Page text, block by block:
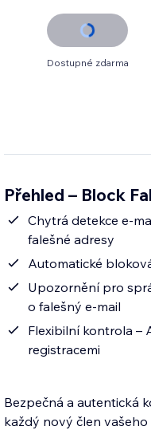
Dostupné zdarma
Přehled – Block
Chytrá detekce e-
falešné adresy
Automatické
Upozornění pro
o falešný e-mail
Flexibilní kontrola –
registracemi
Bezpečná a autentická
každý nový člen